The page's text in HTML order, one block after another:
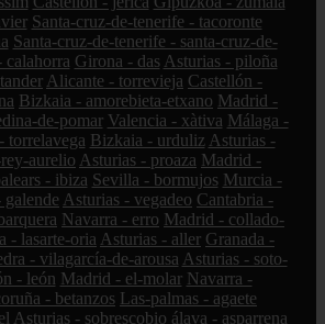
Santa-cruz-de-tenerife - tacoronte
Santa-cruz-de-tenerife - santa-cruz-de-
calahorra Girona - das Asturias - piloña
Alicante - torrevieja Castellón -
Bizkaia - amorebieta-etxano Madrid -
de-pomar Valencia - xàtiva Málaga -
torrelavega Bizkaia - urduliz Asturias -
aurelio Asturias - proaza Madrid -
- ibiza Sevilla - bormujos Murcia -
galende Asturias - vegadeo Cantabria -
Navarra - erro Madrid - collado-
- lasarte-oria Asturias - aller Granada -
- vilagarcía-de-arousa Asturias - soto-
- león Madrid - el-molar Navarra -
- betanzos Las-palmas - agaete
Asturias - sobrescobio álava - asparrena